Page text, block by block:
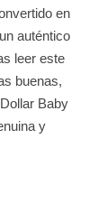
en
auténtico
leer este
buenas,
Baby
y